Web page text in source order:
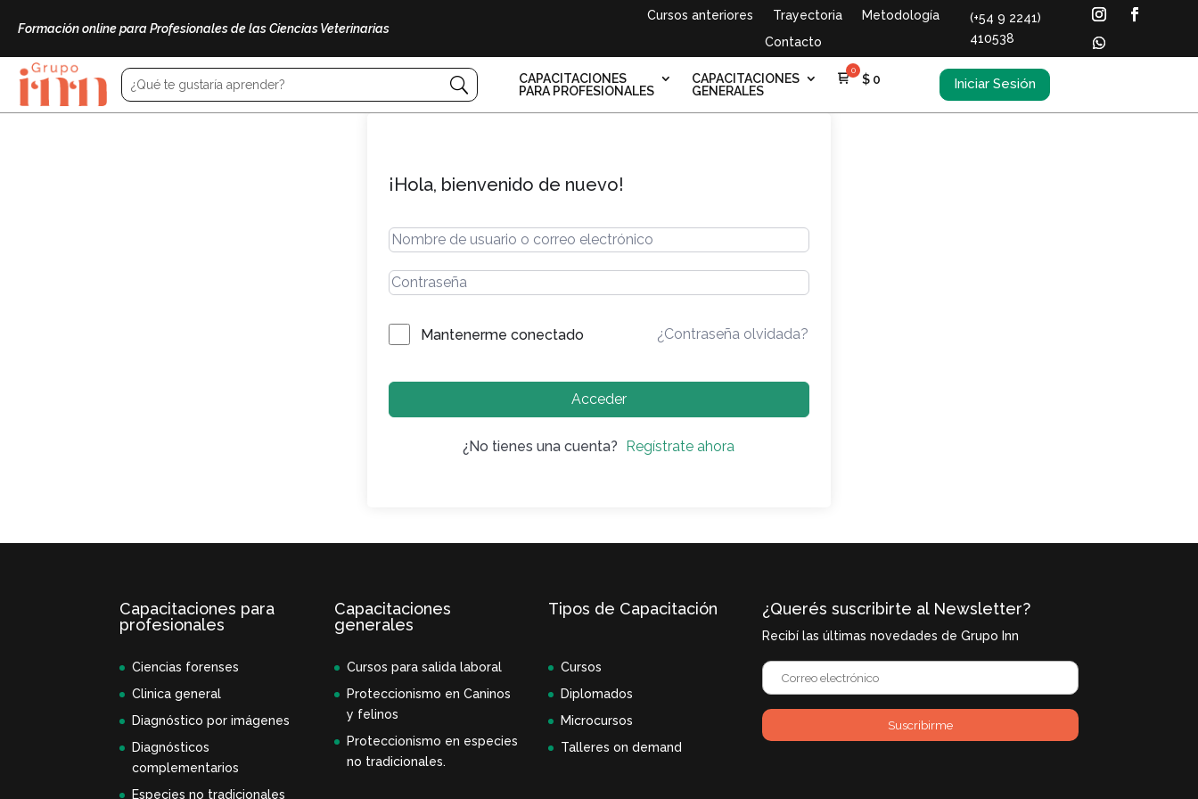
Formación online para Profesionales de las Ciencias Veterinarias
Cursos anteriores Trayectoria
Metodología
Contacto
(+54 9 2241)
410538
CAPACITACIONES
PARA PROFESIONALES
CAPACITACIONES
GENERALES
$ 0 Iniciar Sesión
¡Hola, bienvenido de nuevo!
Mantenerme conectado ¿Contraseña olvidada?
Acceder
¿No tienes una cuenta? Regístrate ahora
Capacitaciones para
profesionales
Ciencias forenses
Clinica general
Diagnóstico por imágenes
Diagnósticos
complementarios
Especies no tradicionales
Capacitaciones
generales
Cursos para salida laboral
Proteccionismo en Caninos
y felinos
Proteccionismo en especies
no tradicionales.
Tipos de Capacitación
Cursos
Diplomados
Microcursos
Talleres on demand
¿Querés suscribirte al Newsletter?
Recibí las últimas novedades de Grupo Inn